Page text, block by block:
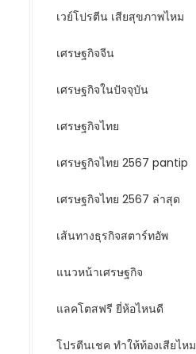
เวย์โปรตีน เสียสุขภาพไหม
เศรษฐกิจจีน
เศรษฐกิจในปัจจุบัน
เศรษฐกิจไทย
เศรษฐกิจไทย 2567 pantip
เศรษฐกิจไทย 2567 ล่าสุด
เส้นทางธุรกิจสตาร์ทอัพ
แนวหน้าเศรษฐกิจ
แลคโตสฟรี ยี่ห้อไหนดี
โปรตีนเชค ทำให้ท้องเสียไหม